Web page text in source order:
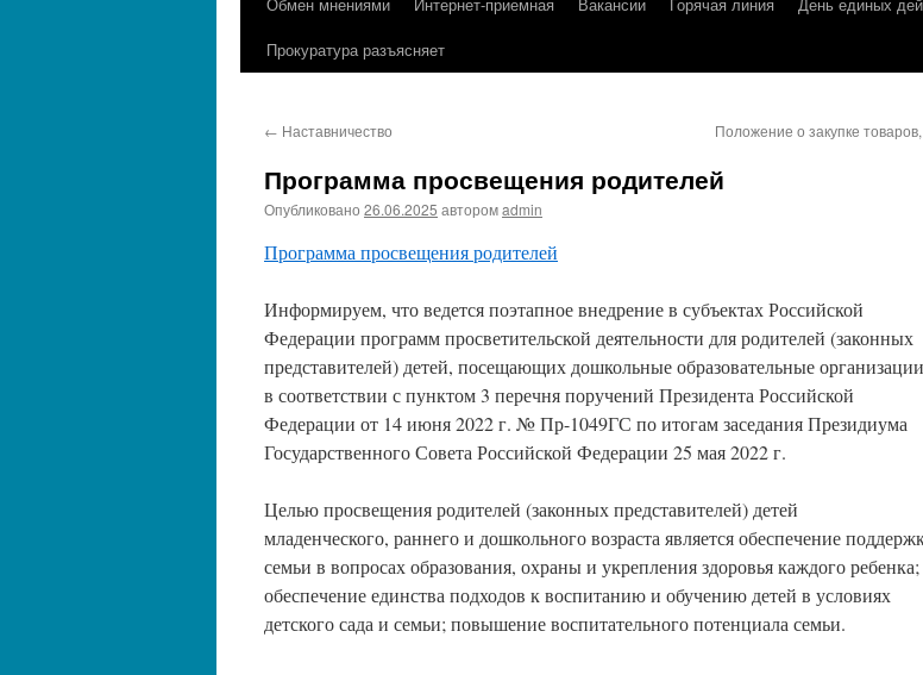
Прокуратура разъясняет
← Наставничество Положение о закупке
Программа просвещения родителей
Опубликовано 26.06.2025 авторомadmin
Программа просвещения родителей
Информируем, что ведется поэтапное внедрение в субъектах Российской
Федерации программ просветительской деятельности для родителей (законных
представителей) детей, посещающих дошкольные образовательные
в соответствии с пунктом 3 перечня поручений Президента Российской
Федерации от 14 июня 2022 г. № Пр-1049ГС по итогам заседания Президиума
Государственного Совета Российской Федерации 25 мая 2022 г.
Целью просвещения родителей (законных представителей) детей
младенческого, раннего и дошкольного возраста является обеспечение
семьи в вопросах образования, охраны и укрепления здоровья каждого ребенка;
обеспечение единства подходов к воспитанию и обучению детей в условиях
детского сада и семьи; повышение воспитательного потенциала семьи.